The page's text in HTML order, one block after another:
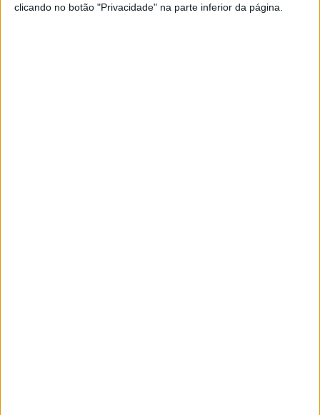
clicando no botão "Privacidade" na parte inferior da página.
jornal, com 50 capas emblemáticas da actualidade